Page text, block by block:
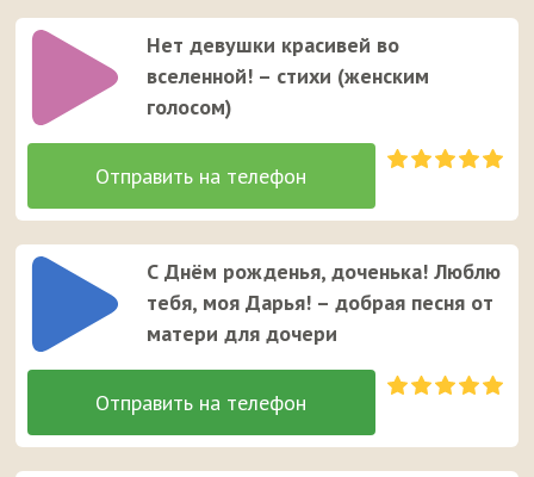
Нет девушки красивей во
вселенной! – стихи (женcким
голосом)
С Днём рожденья, доченька! Люблю
тебя, моя Дарья! – добрая песня от
матери для дочери